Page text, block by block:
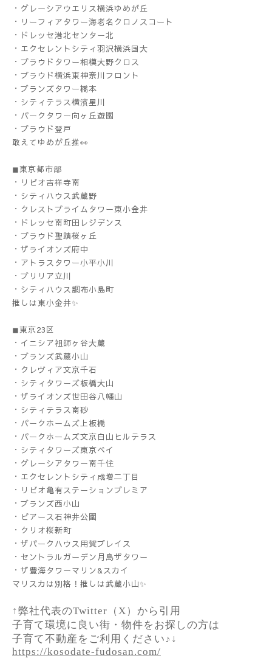
・グレーシアウエリス横浜ゆめが丘
・リーフィアタワー海老名クロノスコート
・ドレッセ港北センター北
・エクセレントシティ羽沢横浜国大
・プラウドタワー相模大野クロス
・プラウド横浜東神奈川フロント
・ブランズタワー橋本
・シティテラス横濱星川
・パークタワー向ヶ丘遊園
・プラウド登戸
敢えてゆめが丘推👀
◼︎東京都市部
・リビオ吉祥寺南
・シティハウス武蔵野
・クレストプライムタワー東小金井
・ドレッセ南町田レジデンス
・プラウド聖蹟桜ヶ丘
・ザライオンズ府中
・アトラスタワー小平小川
・ブリリア立川
・シティハウス調布小島町
推しは東小金井✨
◼︎東京23区
・イニシア祖師ヶ谷大蔵
・ブランズ武蔵小山
・クレヴィア文京千石
・シティタワーズ板橋大山
・ザライオンズ世田谷八幡山
・シティテラス南砂
・パークホームズ上板橋
・パークホームズ文京白山ヒルテラス
・シティタワーズ東京ベイ
・グレーシアタワー南千住
・エクセレントシティ成増二丁目
・リビオ亀有ステーションプレミア
・ブランズ西小山
・ピアース石神井公園
・クリオ桜新町
・ザパークハウス用賀プレイス
・セントラルガーデン月島ザタワー
・ザ豊海タワーマリン&スカイ
マリスカは別格！推しは武蔵小山✨
↑弊社代表のTwitter（X）から引用
子育て環境に良い街・物件をお探しの方は
子育て不動産をご利用ください♪↓
https://kosodate-fudosan.com/